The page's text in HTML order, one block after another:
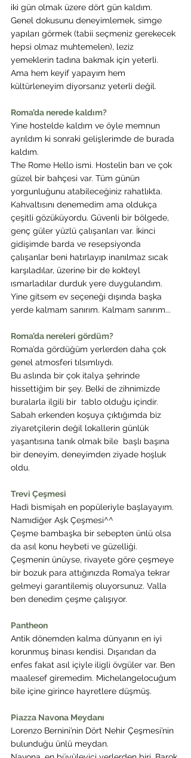
iki gün olmak üzere dört gün kaldım.
Genel dokusunu deneyimlemek, simge
yapıları görmek (tabii seçmeniz gerekecek
hepsi olmaz muhtemelen), leziz
yemeklerin tadına bakmak için yeterli.
Ama hem keyif yapayım hem
kültürleneyim diyorsanız yeterli değil.
Roma’da nerede kaldım?
Yine hostelde kaldım ve öyle memnun
ayrıldım ki sonraki gelişlerimde de burada
kaldım.
The Rome Hello ismi. Hostelin barı ve çok
güzel bir bahçesi var. Tüm günün
yorgunluğunu atabileceğiniz rahatlıkta.
Kahvaltısını denemedim ama oldukça
çeşitli gözüküyordu. Güvenli bir bölgede,
genç güler yüzlü çalışanları var. İkinci
gidişimde barda ve resepsiyonda
çalışanlar beni hatırlayıp inanılmaz sıcak
karşıladılar, üzerine bir de kokteyl
ısmarladılar durduk yere duygulandım.
Yine gitsem ev seçeneği dışında başka
yerde kalmam sanırım. Kalmam sanırım...
Roma’da nereleri gördüm?
Roma’da gördüğüm yerlerden daha çok
genel atmosferi tılsımlıydı.
Bu aslında bir çok italya şehrinde
hissettiğim bir şey. Belki de zihnimizde
buralarla ilgili bir  tablo olduğu içindir.
Sabah erkenden koşuya çıktığımda biz
ziyaretçilerin değil lokallerin günlük
yaşantısına tanık olmak bile  başlı başına
bir deneyim, deneyimden ziyade hoşluk
oldu.
Trevi Çeşmesi
Hadi bismişah en popüleriyle başlayayım.
Namıdiğer Aşk Çeşmesi^^
Çeşme bambaşka bir sebepten ünlü olsa
da asıl konu heybeti ve güzelliği.
Çeşmenin ünüyse, rivayete göre çeşmeye
bir bozuk para attığınızda Roma’ya tekrar
gelmeyi garantilemiş oluyorsunuz. Valla
ben denedim çeşme çalışıyor.
Pantheon
Antik dönemden kalma dünyanın en iyi
korunmuş binası kendisi. Dışarıdan da
enfes fakat asıl içiyle iligli övgüler var. Ben
maalesef giremedim. Michelangelocuğum
bile içine girince hayretlere düşmüş.
Piazza Navona Meydanı
Lorenzo Bernini’nin Dört Nehir Çeşmesi’nin
bulunduğu ünlü meydan.